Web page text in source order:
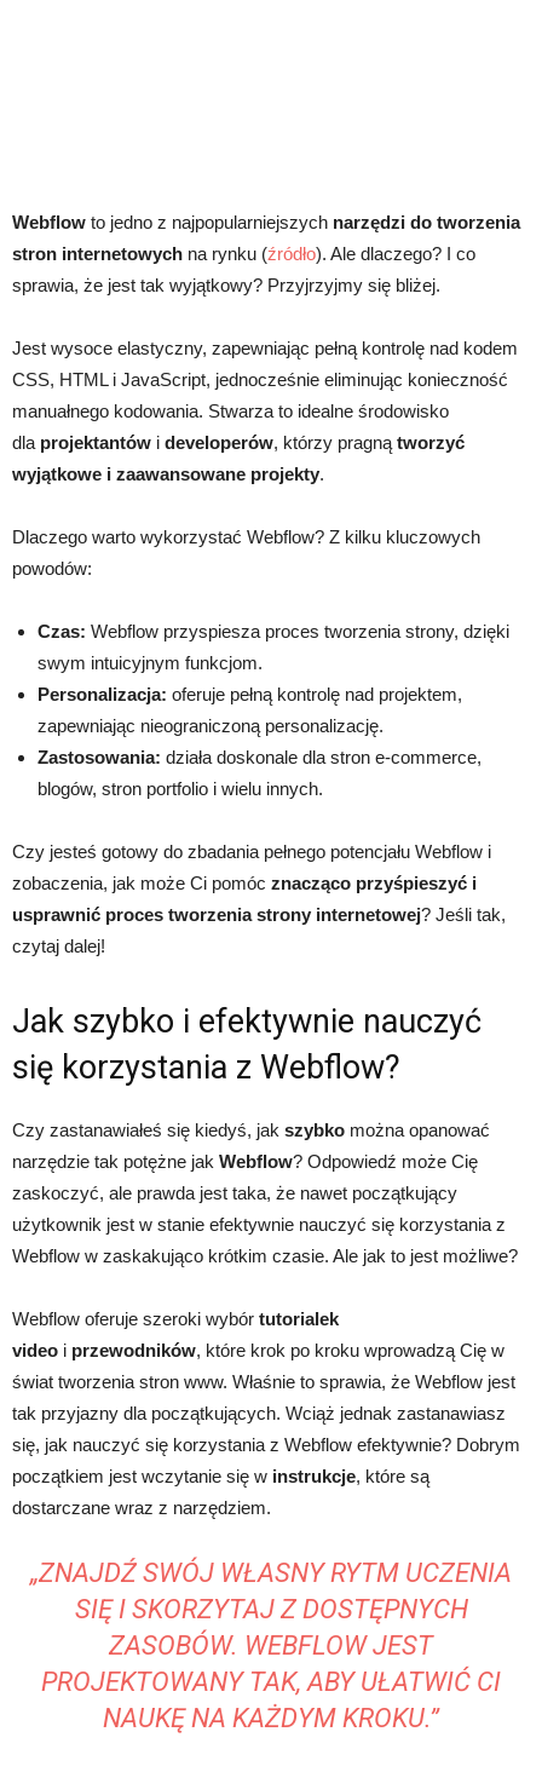
Webflow to jedno z najpopularniejszych narzędzi do tworzenia
stron internetowych na rynku (źródło). Ale dlaczego? I co
sprawia, że jest tak wyjątkowy? Przyjrzyjmy się bliżej.
Jest wysoce elastyczny, zapewniając pełną kontrolę nad kodem
CSS, HTML i JavaScript, jednocześnie eliminując konieczność
manuałnego kodowania. Stwarza to idealne środowisko
dla projektantów i developerów, którzy pragną tworzyć
wyjątkowe i zaawansowane projekty.
Dlaczego warto wykorzystać Webflow? Z kilku kluczowych
powodów:
Czas: Webflow przyspiesza proces tworzenia strony, dzięki
swym intuicyjnym funkcjom.
Personalizacja: oferuje pełną kontrolę nad projektem,
zapewniając nieograniczoną personalizację.
Zastosowania: działa doskonale dla stron e-commerce,
blogów, stron portfolio i wielu innych.
Czy jesteś gotowy do zbadania pełnego potencjału Webflow i
zobaczenia, jak może Ci pomóc znacząco przyśpieszyć i
usprawnić proces tworzenia strony internetowej? Jeśli tak,
czytaj dalej!
Jak szybko i efektywnie nauczyć
się korzystania z Webflow?
Czy zastanawiałeś się kiedyś, jak szybko można opanować
narzędzie tak potężne jak Webflow? Odpowiedź może Cię
zaskoczyć, ale prawda jest taka, że nawet początkujący
użytkownik jest w stanie efektywnie nauczyć się korzystania z
Webflow w zaskakująco krótkim czasie. Ale jak to jest możliwe?
Webflow oferuje szeroki wybór tutorialek
video i przewodników, które krok po kroku wprowadzą Cię w
świat tworzenia stron www. Właśnie to sprawia, że Webflow jest
tak przyjazny dla początkujących. Wciąż jednak zastanawiasz
się, jak nauczyć się korzystania z Webflow efektywnie? Dobrym
początkiem jest wczytanie się w instrukcje, które są
dostarczane wraz z narzędziem.
„ZNAJDŹ SWÓJ WŁASNY RYTM UCZENIA
SIĘ I SKORZYTAJ Z DOSTĘPNYCH
ZASOBÓW. WEBFLOW JEST
PROJEKTOWANY TAK, ABY UŁATWIĆ CI
NAUKĘ NA KAŻDYM KROKU.”